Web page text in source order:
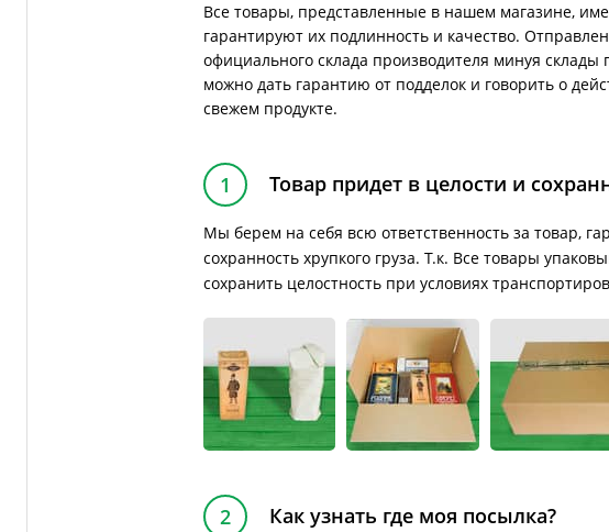
Все товары, представленные в нашем магазине,
гарантируют их подлинность и качество.
официального склада производителя минуя склады
можно дать гарантию от подделок и говорить о
свежем продукте.
1 Товар придет в целости и
Мы берем на себя всю ответственность за товар,
сохранность хрупкого груза. Т.к. Все товары
сохранить целостность при условиях
2 Как узнать где моя посылка?